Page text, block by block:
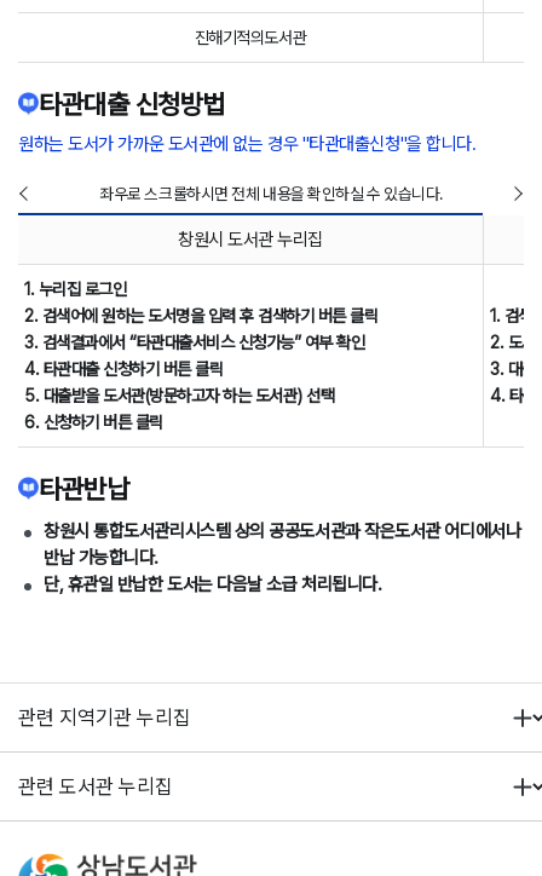
진해기적의도서관
타관대출 신청방법
원하는 도서가 가까운 도서관에 없는 경우 "타관대출신청"을 합니다.
좌우로 스크롤하시면 전체 내용을 확인하실 수 있습니다.
창원시 도서관 누리집
1. 누리집 로그인
2. 검색어에 원하는 도서명을 입력 후 검색하기 버튼 클릭
3. 검색결과에서 “타관대출서비스 신청가능” 여부 확인
4. 타관대출 신청하기 버튼 클릭
5. 대출받을 도서관(방문하고자 하는 도서관) 선택
6. 신청하기 버튼 클릭
1. 검색
2. 도서
3. 대출
4. 타관
타관반납
창원시 통합도서관리시스템 상의 공공도서관과 작은도서관 어디에서나
반납 가능합니다.
단, 휴관일 반납한 도서는 다음날 소급 처리됩니다.